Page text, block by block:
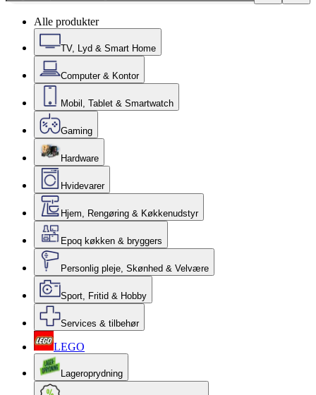
Alle produkter
TV, Lyd & Smart Home
Computer & Kontor
Mobil, Tablet & Smartwatch
Gaming
Hardware
Hvidevarer
Hjem, Rengøring & Køkkenudstyr
Epoq køkken & bryggers
Personlig pleje, Skønhed & Velvære
Sport, Fritid & Hobby
Services & tilbehør
LEGO
Lageroprydning